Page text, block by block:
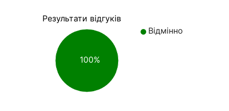
Результати відгуків
Відмінно
100%